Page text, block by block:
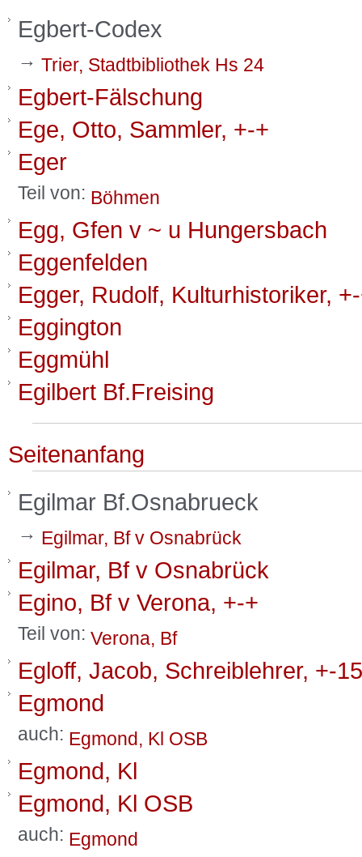
Egbert-Codex
→ Trier, Stadtbibliothek Hs 24
Egbert-Fälschung
Ege, Otto, Sammler, +-+
Eger
Teil von: Böhmen
Egg, Gfen v ~ u Hungersbach
Eggenfelden
Egger, Rudolf, Kulturhistoriker,
Eggington
Eggmühl
Egilbert Bf.Freising
Seitenanfang
Egilmar Bf.Osnabrueck
→ Egilmar, Bf v Osnabrück
Egilmar, Bf v Osnabrück
Egino, Bf v Verona, +-+
Teil von: Verona, Bf
Egloff, Jacob, Schreiblehrer, +-
Egmond
auch: Egmond, Kl OSB
Egmond, Kl
Egmond, Kl OSB
auch: Egmond